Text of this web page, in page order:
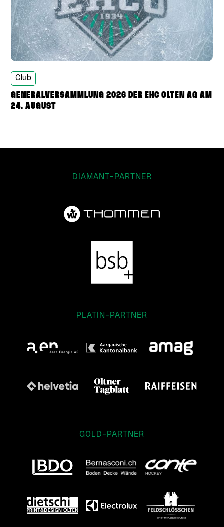
Club
GENERALVERSAMMLUNG 2026 DER EHC OLTEN AG AM
24. AUGUST
DIAMANT-PARTNER
PLATIN-PARTNER
GOLD-PARTNER